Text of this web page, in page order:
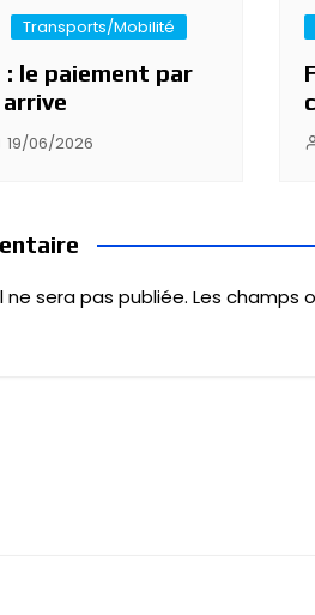
Transports/Mobilité
le paiement par
19/06/2026
sera pas publiée. Les champs